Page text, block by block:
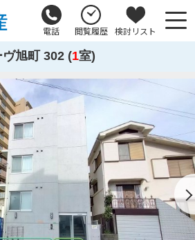
電話 閲覧履歴 検討リスト
旭町 302 (1室)